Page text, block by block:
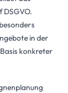
DSGVO.
in der
konkreter